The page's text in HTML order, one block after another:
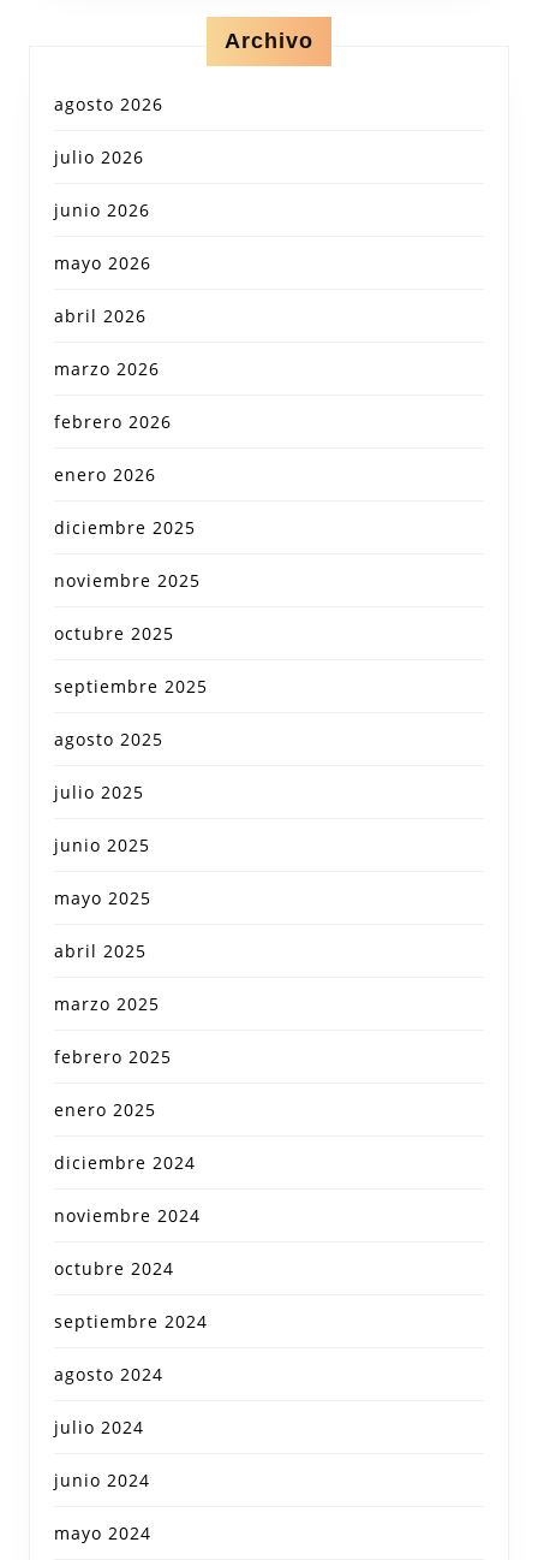
Archivo
agosto 2026
julio 2026
junio 2026
mayo 2026
abril 2026
marzo 2026
febrero 2026
enero 2026
diciembre 2025
noviembre 2025
octubre 2025
septiembre 2025
agosto 2025
julio 2025
junio 2025
mayo 2025
abril 2025
marzo 2025
febrero 2025
enero 2025
diciembre 2024
noviembre 2024
octubre 2024
septiembre 2024
agosto 2024
julio 2024
junio 2024
mayo 2024